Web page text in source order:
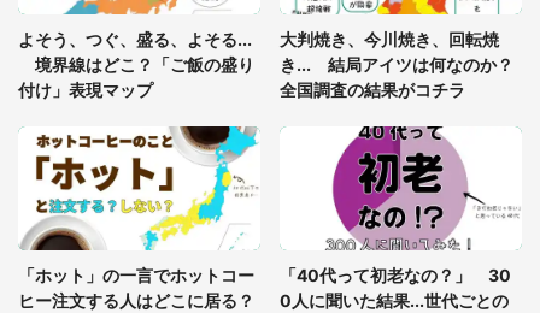
「閉所恐怖症の私は新幹線で大パニック。隣席の青
年に『手を繋いで』とお願いしたら...」 体験談に
8万人感動
7万人驚がく 「お菓子売り場ならまだしも...」「ハ
ードル高い」
あまりにも四角すぎる猫、激写される 「これもう
座布団だろ」「食パンの耳」と1.4万人困惑
よそう、つぐ、盛る、よそる...
境界線はどこ？「ご飯の盛り
付け」表現マップ
大判焼き、今川焼き、回転焼
き... 結局アイツは何なのか？
全国調査の結果がコチラ
「ホット」の一言でホットコー
ヒー注文する人はどこに居る？
「40代って初老なの？」 30
0人に聞いた結果...世代ごとの